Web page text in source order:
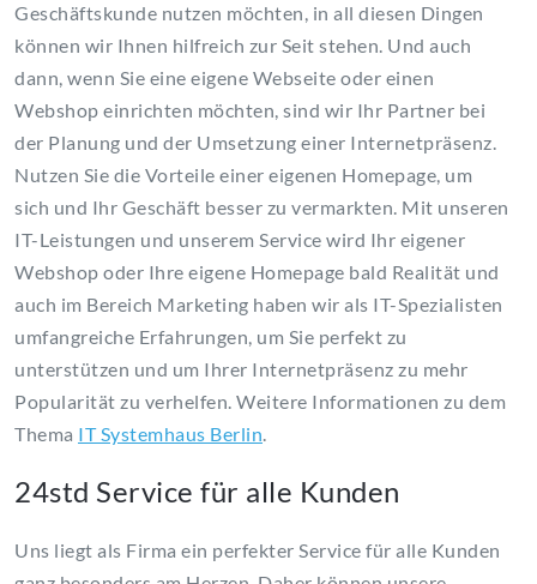
Geschäftskunde nutzen möchten, in all diesen Dingen
können wir Ihnen hilfreich zur Seit stehen. Und auch
dann, wenn Sie eine eigene Webseite oder einen
Webshop einrichten möchten, sind wir Ihr Partner bei
der Planung und der Umsetzung einer Internetpräsenz.
Nutzen Sie die Vorteile einer eigenen Homepage, um
sich und Ihr Geschäft besser zu vermarkten. Mit unseren
IT-Leistungen und unserem Service wird Ihr eigener
Webshop oder Ihre eigene Homepage bald Realität und
auch im Bereich Marketing haben wir als IT-Spezialisten
umfangreiche Erfahrungen, um Sie perfekt zu
unterstützen und um Ihrer Internetpräsenz zu mehr
Popularität zu verhelfen. Weitere Informationen zu dem
Thema IT Systemhaus Berlin.
24std Service für alle Kunden
Uns liegt als Firma ein perfekter Service für alle Kunden